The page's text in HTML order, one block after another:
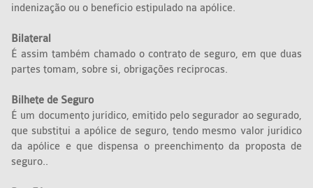
indenização ou o benefício estipulado na apólice.
Bilateral
É assim também chamado o contrato de seguro, em que duas
partes tomam, sobre si, obrigações recíprocas.
Bilhete de Seguro
É um documento jurídico, emitido pelo segurador ao segurado,
que substitui a apólice de seguro, tendo mesmo valor jurídico
da apólice e que dispensa o preenchimento da proposta de
seguro..